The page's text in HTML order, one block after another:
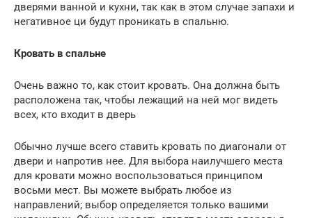
дверями ванной и кухни, так как в этом случае запахи и
негативное ци будут проникать в спальню.
Кровать в спальне
Очень важно то, как стоит кровать. Она должна быть
расположена так, чтобы лежащий на ней мог видеть
всех, кто входит в дверь
Обычно лучше всего ставить кровать по диагонали от
двери и напротив нее. Для выбора наилучшего места
для кровати можно воспользоваться принципом
восьми мест. Вы можете выбрать любое из
направлений; выбор определяется только вашими